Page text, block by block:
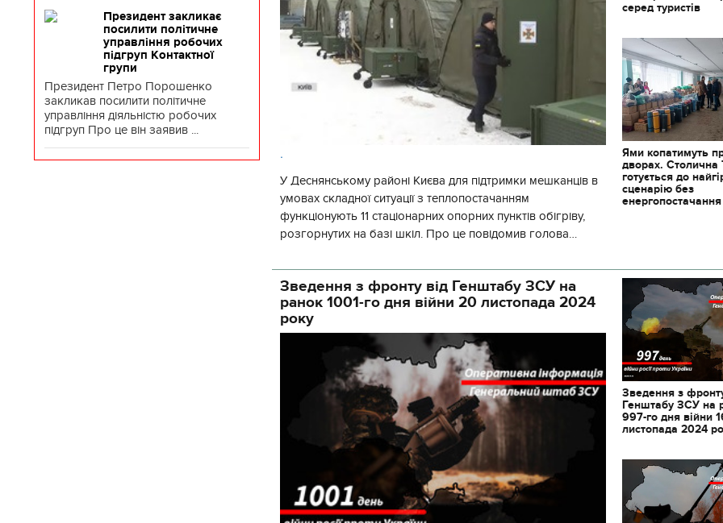
Президент закликає
посилити політичне
управління робочих
підгруп Контактної
групи
Президент Петро Порошенко
закликав посилити політичне
управління діяльністю робочих
підгруп Про це він заявив ...
.
У Деснянському районі Києва для підтримки мешканців в
умовах складної ситуації з теплопостачанням
функціонують 11 стаціонарних опорних пунктів обігріву,
розгорнутих на базі шкіл. Про це повідомив голова
серед туристів
Ями копатимуть
дворах. Столична
готується до
сценарію без
енергопостачання
Зведення з фронту від Генштабу ЗСУ на
ранок 1001-го дня війни 20 листопада 2024
року
Зведення з
Генштабу ЗСУ на
997-го дня війни
листопада 2024